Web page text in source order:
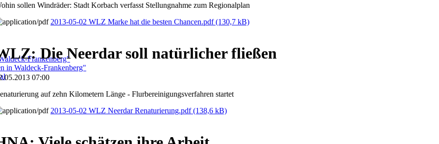
Frankenberg"
in Waldeck-Frankenberg"
sollen Windräder: Stadt Korbach verfasst Stellungnahme zum Regionalplan
2013-05-02 WLZ Marke hat die besten Chancen.pdf(130,7 kB)
Die Neerdar soll natürlicher fließen
07:00
auf zehn Kilometern Länge - Flurbereinigungsverfahren startet
2013-05-02 WLZ Neerdar Renaturierung.pdf(138,6 kB)